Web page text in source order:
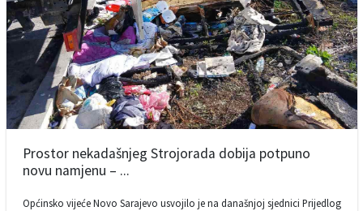
Prostor nekadašnjeg Strojorada dobija potpuno
novu namjenu – ...
Općinsko vijeće Novo Sarajevo usvojilo je na današnjoj sjednici Prijedlog